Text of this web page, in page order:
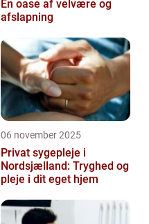
En oase af velvære og
afslapning
06 november 2025
Privat sygepleje i
Nordsjælland: Tryghed og
pleje i dit eget hjem